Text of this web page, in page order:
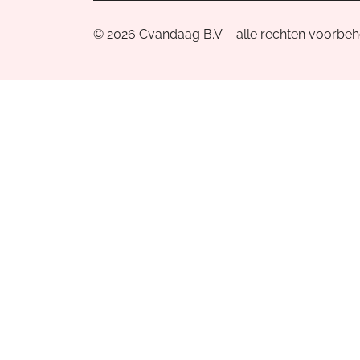
© 2026 Cvandaag B.V. - alle rechten